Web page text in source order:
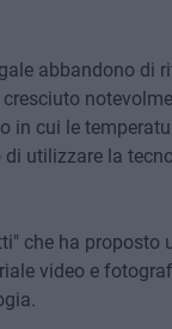
abbandono di
in cui le
di utilizzare la
che ha proposto
video e